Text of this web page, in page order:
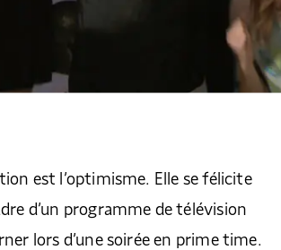
est l’optimisme. Elle se félicite
d’un programme de télévision
lors d’une soirée en prime time.